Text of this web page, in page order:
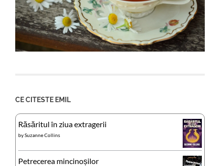
CE CITESTE EMIL
Răsăritul în ziua extragerii
bySuzanne Collins
Petrecerea mincinoșilor